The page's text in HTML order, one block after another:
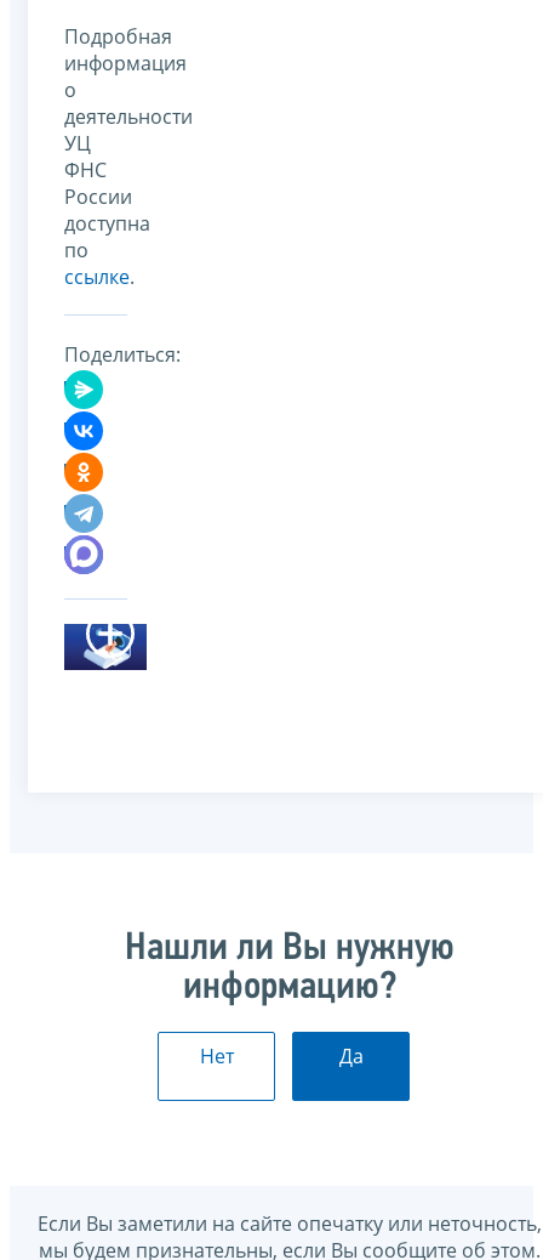
Подробная
информация
о
деятельности
УЦ
ФНС
России
доступна
по
ссылке.
Поделиться:
Нашли ли Вы нужную
информацию?
Нет Да
Если Вы заметили на сайте опечатку или неточность,
мы будем признательны, если Вы сообщите об этом.